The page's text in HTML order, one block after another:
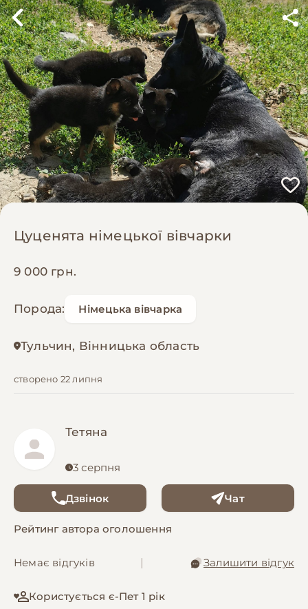
Цуценята німецької вівчарки
9 000 грн.
Порода: Німецька вівчарка
Тульчин, Вінницька область
створено 22 липня
Тетяна
3 серпня
Дзвінок Чат
Рейтинг автора оголошення
Немає відгуків Залишити відгук
Користується є-Пет 1 рік